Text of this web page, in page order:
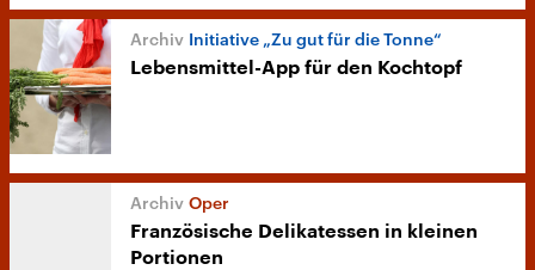
Initiative „Zu gut für die Tonne“
Lebensmittel-App für den Kochtopf
Oper
Französische Delikatessen in kleinen
Portionen